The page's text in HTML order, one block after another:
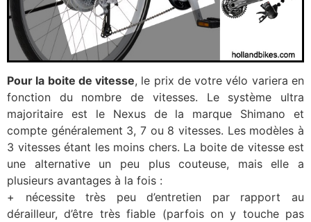
Pour la boite de vitesse, le prix de votre vélo variera en
fonction du nombre de vitesses. Le système ultra
majoritaire est le Nexus de la marque Shimano et
compte généralement 3, 7 ou 8 vitesses. Les modèles à
3 vitesses étant les moins chers. La boite de vitesse est
une alternative un peu plus couteuse, mais elle a
plusieurs avantages à la fois :
+ nécessite très peu d’entretien par rapport au
dérailleur, d’être très fiable (parfois on y touche pas